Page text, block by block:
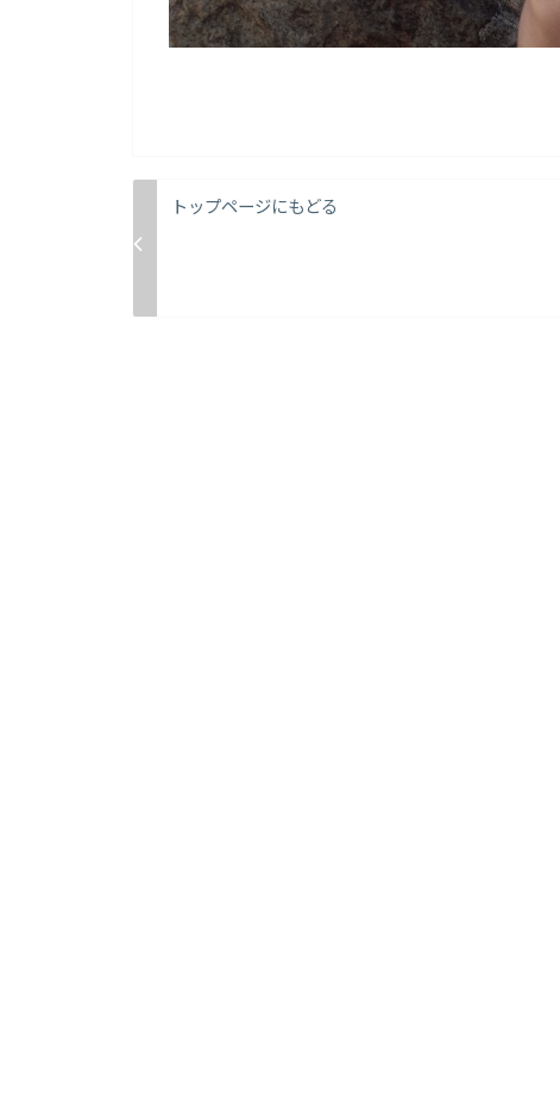
トップページにもどる